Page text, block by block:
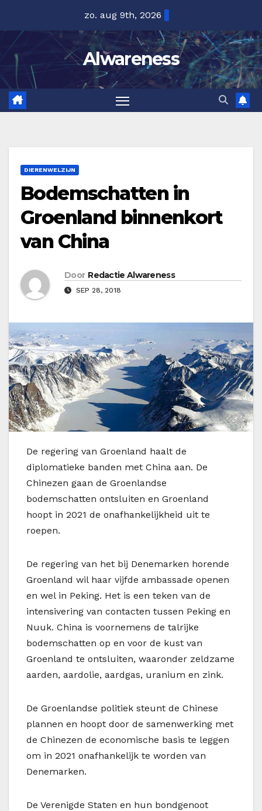
inhoud
zo. aug 9th, 2026
Alwareness
DIERENWELZIJN
Bodemschatten in
Groenland binnenkort
van China
Door Redactie Alwareness
SEP 28, 2018
De regering van Groenland haalt de
diplomatieke banden met China aan. De
Chinezen gaan de Groenlandse
bodemschatten ontsluiten en Groenland
hoopt in 2021 de onafhankelijkheid uit te
roepen.
De regering van het bij Denemarken horende
Groenland wil haar vijfde ambassade openen
en wel in Peking. Het is een teken van de
intensivering van contacten tussen Peking en
Nuuk. China is voornemens de talrijke
bodemschatten op en voor de kust van
Groenland te ontsluiten, waaronder zeldzame
aarden, aardolie, aardgas, uranium en zink.
De Groenlandse politiek steunt de Chinese
plannen en hoopt door de samenwerking met
de Chinezen de economische basis te leggen
om in 2021 onafhankelijk te worden van
Denemarken.
De Verenigde Staten en hun bondgenoot